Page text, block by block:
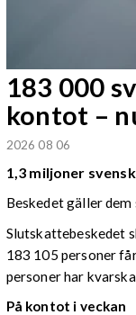
183 000
kontot –
2026 08 06
1,3 miljoner
Beskedet gäller
Slutskattebeskedet
183 105 personer
personer har
På kontot i veckan